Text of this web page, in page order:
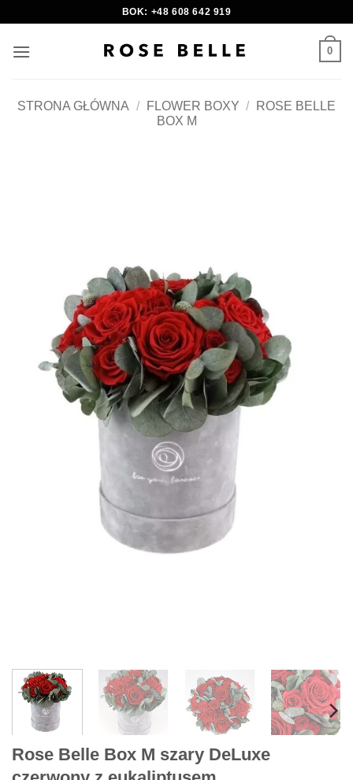
content
BOK: +48 608 642 919
0
STRONA GŁÓWNA / FLOWER BOXY /
ROSE BELLE
BOX M
Rose Belle Box M szary DeLuxe